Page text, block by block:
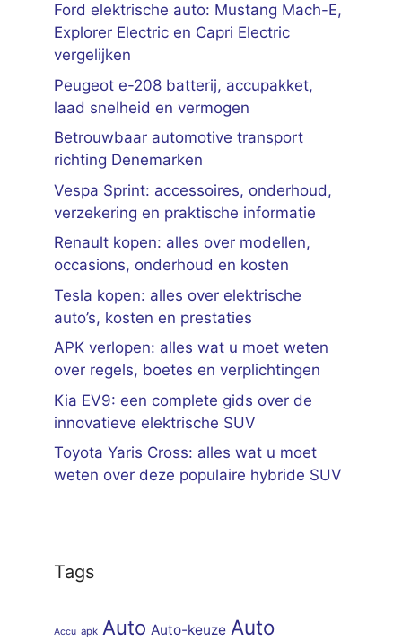
Ford elektrische auto: Mustang Mach-E,
Explorer Electric en Capri Electric
vergelijken
Peugeot e-208 batterij, accupakket,
laad snelheid en vermogen
Betrouwbaar automotive transport
richting Denemarken
Vespa Sprint: accessoires, onderhoud,
verzekering en praktische informatie
Renault kopen: alles over modellen,
occasions, onderhoud en kosten
Tesla kopen: alles over elektrische
auto’s, kosten en prestaties
APK verlopen: alles wat u moet weten
over regels, boetes en verplichtingen
Kia EV9: een complete gids over de
innovatieve elektrische SUV
Toyota Yaris Cross: alles wat u moet
weten over deze populaire hybride SUV
Tags
Accu apk Auto Auto-keuze Auto